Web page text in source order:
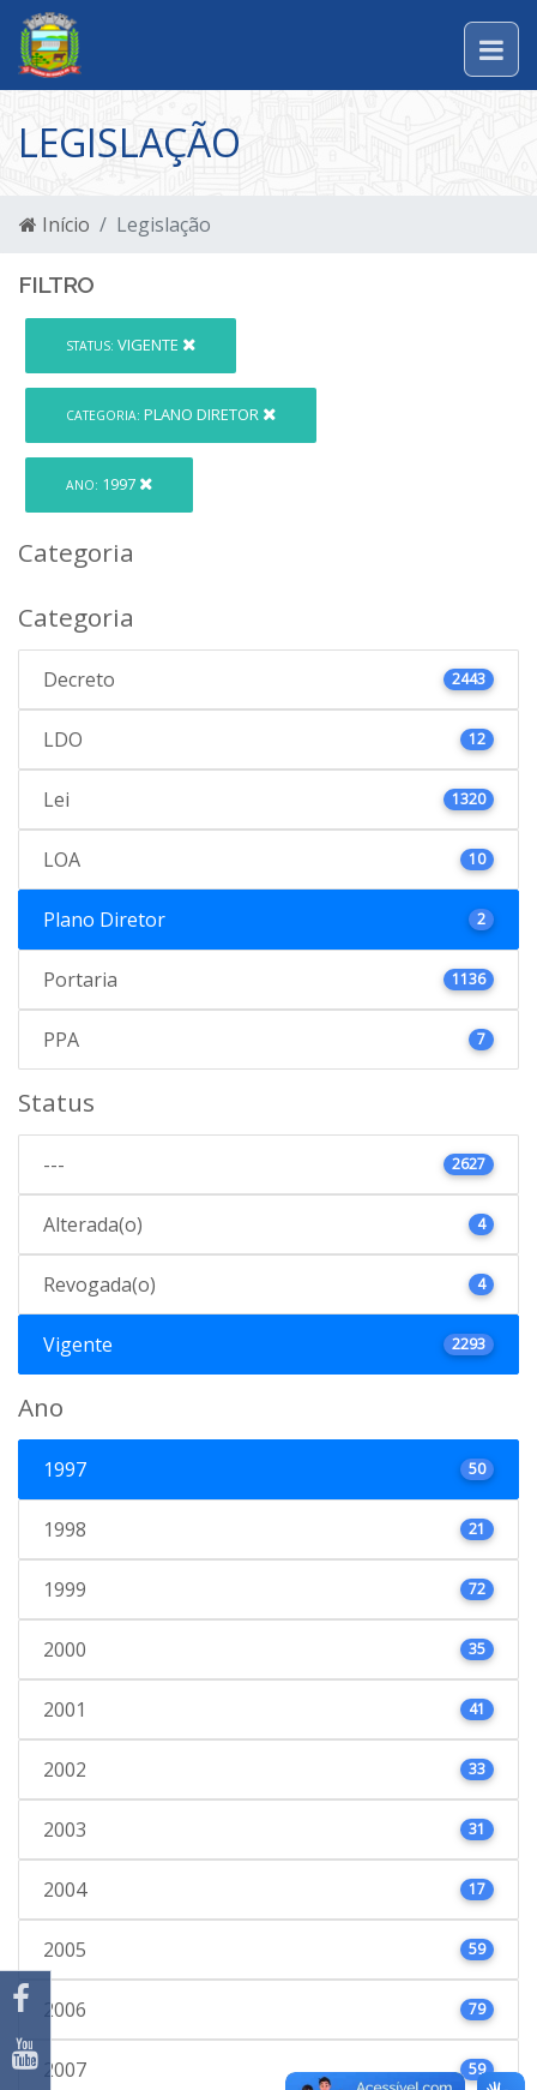
LEGISLAÇÃO
Início Legislação
FILTRO
STATUS: VIGENTE
CATEGORIA: PLANO DIRETOR
ANO: 1997
Categoria
Categoria
Decreto 2443
LDO 12
Lei 1320
LOA 10
Plano Diretor 2
Portaria 1136
PPA 7
Status
--- 2627
Alterada(o) 4
Revogada(o) 4
Vigente 2293
Ano
1997 50
1998 21
1999 72
2000 35
2001 41
2002 33
2003 31
2004 17
2005 59
2006 79
2007 59